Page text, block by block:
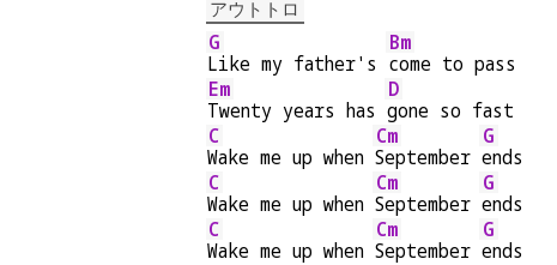
アウトトロ
G
Like my father's
Bm
come to pass
Em
Twenty years has
D
gone so fast
C
Wake me up when
Cm
September
G
ends
C
Wake me up when
Cm
September
G
ends
C
Wake me up when
Cm
September
G
ends